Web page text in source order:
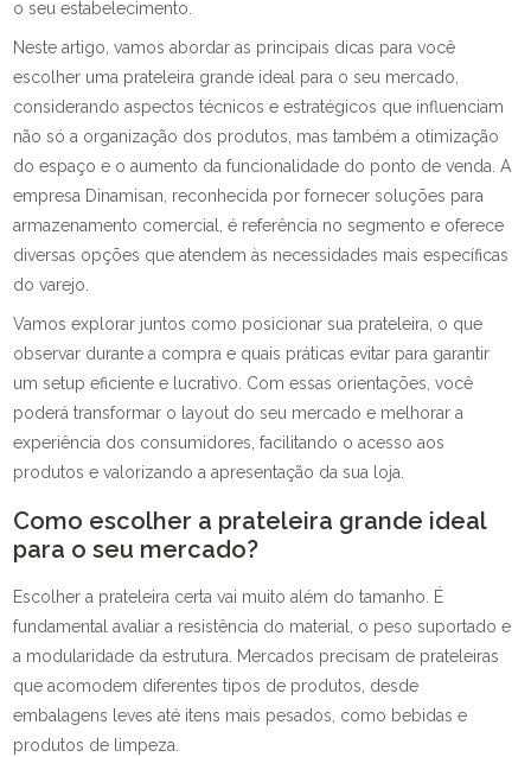
o seu estabelecimento.
Neste artigo, vamos abordar as principais dicas para você
escolher uma prateleira grande ideal para o seu mercado,
considerando aspectos técnicos e estratégicos que influenciam
não só a organização dos produtos, mas também a otimização
do espaço e o aumento da funcionalidade do ponto de venda. A
empresa Dinamisan, reconhecida por fornecer soluções para
armazenamento comercial, é referência no segmento e oferece
diversas opções que atendem às necessidades mais específicas
do varejo.
Vamos explorar juntos como posicionar sua prateleira, o que
observar durante a compra e quais práticas evitar para garantir
um setup eficiente e lucrativo. Com essas orientações, você
poderá transformar o layout do seu mercado e melhorar a
experiência dos consumidores, facilitando o acesso aos
produtos e valorizando a apresentação da sua loja.
Como escolher a prateleira grande ideal
para o seu mercado?
Escolher a prateleira certa vai muito além do tamanho. É
fundamental avaliar a resistência do material, o peso suportado e
a modularidade da estrutura. Mercados precisam de prateleiras
que acomodem diferentes tipos de produtos, desde
embalagens leves até itens mais pesados, como bebidas e
produtos de limpeza.